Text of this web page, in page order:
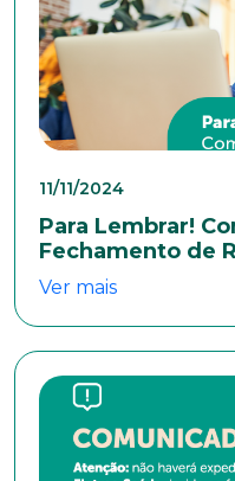
11/11/2024
Para Lembrar!
Fechamento de
Ver mais